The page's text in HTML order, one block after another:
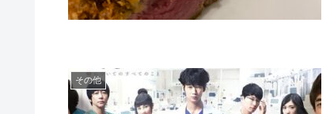
その他